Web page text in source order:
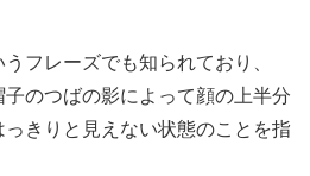
フレーズでも知られており、
子のつばの影によって顔の上半分
きりと見えない状態のことを指